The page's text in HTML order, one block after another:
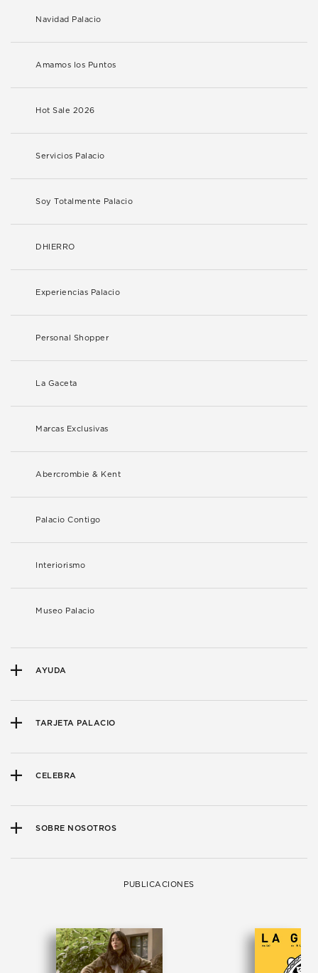
Navidad Palacio
Amamos los Puntos
Hot Sale 2026
Servicios Palacio
Soy Totalmente Palacio
DHIERRO
Experiencias Palacio
Personal Shopper
La Gaceta
Marcas Exclusivas
Abercrombie & Kent
Palacio Contigo
Interiorismo
Museo Palacio
AYUDA
TARJETA PALACIO
CELEBRA
SOBRE NOSOTROS
PUBLICACIONES